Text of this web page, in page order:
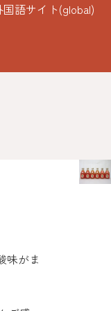
国語サイト(global)
味がま